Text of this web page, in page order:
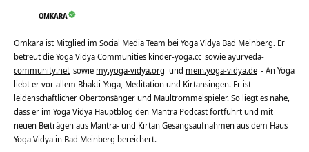
OMKARA
Omkara ist Mitglied im Social Media Team bei Yoga Vidya Bad Meinberg. Er
betreut die Yoga Vidya Communities kinder-yoga.cc sowieayurveda-
community.net sowie my.yoga-vidya.org und mein.yoga-vidya.de - An Yoga
liebt er vor allem Bhakti-Yoga, Meditation und Kirtansingen. Er ist
leidenschaftlicher Obertonsänger und Maultrommelspieler. So liegt es nahe,
dass er im Yoga Vidya Hauptblog den Mantra Podcast fortführt und mit
neuen Beiträgen aus Mantra- und Kirtan Gesangsaufnahmen aus dem Haus
Yoga Vidya in Bad Meinberg bereichert.